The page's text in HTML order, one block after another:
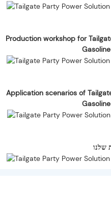
Production workshop for
Application scenarios of
שלנו